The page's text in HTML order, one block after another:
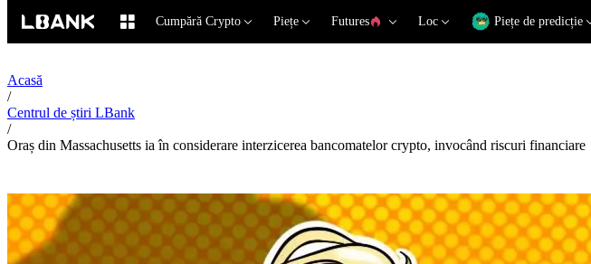
Cumpără Crypto Piețe Futures Loc Piețe de predicție
Acasă
/
Centrul de știri LBank
/
Oraș din Massachusetts ia în considerare interzicerea bancomatelor crypto, invocând riscuri financiare